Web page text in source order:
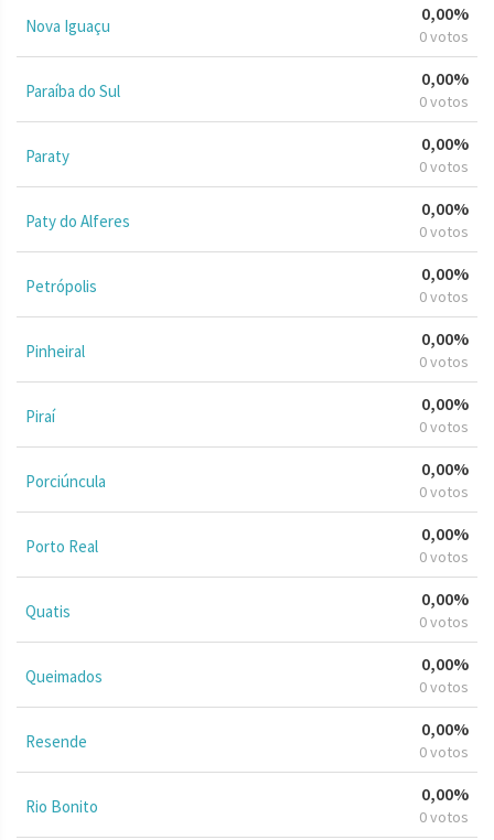
Nova Iguaçu
0,00%
0 votos
Paraíba do Sul
0,00%
0 votos
Paraty
0,00%
0 votos
Paty do Alferes
0,00%
0 votos
Petrópolis
0,00%
0 votos
Pinheiral
0,00%
0 votos
Piraí
0,00%
0 votos
Porciúncula
0,00%
0 votos
Porto Real
0,00%
0 votos
Quatis
0,00%
0 votos
Queimados
0,00%
0 votos
Resende
0,00%
0 votos
Rio Bonito
0,00%
0 votos